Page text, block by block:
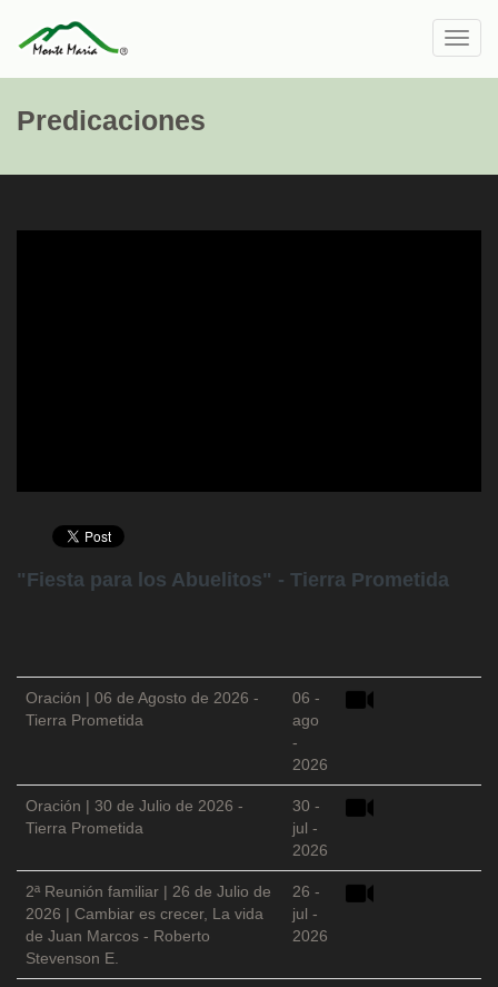
Predicaciones
"Fiesta para los Abuelitos" - Tierra Prometida
Oración | 06 de Agosto de 2026 -
Tierra Prometida
06 -
ago
-
2026
Oración | 30 de Julio de 2026 -
Tierra Prometida
30 -
jul -
2026
2ª Reunión familiar | 26 de Julio de
2026 | Cambiar es crecer, La vida
de Juan Marcos - Roberto
Stevenson E.
26 -
jul -
2026